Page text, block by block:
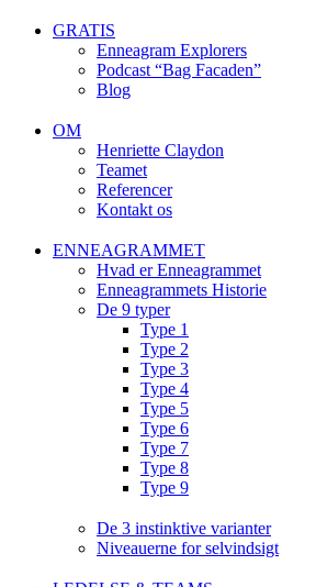
GRATIS
Enneagram Explorers
Podcast “Bag Facaden”
Blog
OM
Henriette Claydon
Teamet
Referencer
Kontakt os
ENNEAGRAMMET
Hvad er Enneagrammet
Enneagrammets Historie
De 9 typer
Type 1
Type 2
Type 3
Type 4
Type 5
Type 6
Type 7
Type 8
Type 9
De 3 instinktive varianter
Niveauerne for selvindsigt